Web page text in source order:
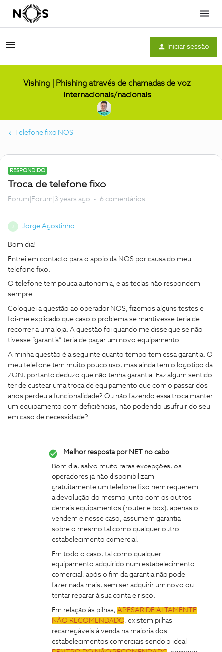
Menu
Iniciar sessão
Vishing | Phishing através de chamadas de voz
internacionais/nacionais
Telefone fixo NOS
RESPONDIDO
Troca de telefone fixo
Forum|Forum|3 years ago 6 comentários
Jorge Agostinho
Bom dia!
Entrei em contacto para o apoio da NOS por causa do meu
telefone fixo.
O telefone tem pouca autonomia, e as teclas não respondem
sempre.
Coloquei a questão ao operador NOS, fizemos alguns testes e
foi-me explicado que caso o problema se mantivesse teria de
recorrer a uma loja. A questão foi quando me disse que se não
tivesse “garantia” teria de pagar um novo equipamento.
A minha questão é a seguinte quanto tempo tem essa garantia. O
meu telefone tem muito pouco uso, mas ainda tem o logotipo da
ZON, portanto deduzo que não tenha garantia. Faz algum sentido
ter de custear uma troca de equipamento que com o passar dos
anos perdeu a funcionalidade? Ou não fazendo essa troca manter
um equipamento com deficiências, não podendo usufruir do seu
em caso de necessidade?
Melhor resposta porNET no cabo
Bom dia, salvo muito raras excepções, os
operadores já não disponibilizam
gratuitamente um telefone fixo nem requerem
a devolução do mesmo junto com os outros
demais equipamentos (router e box); apenas o
vendem e nesse caso, assumem garantia
sobre o mesmo tal como qualquer outro
estabelecimento comercial.
Em todo o caso, tal como qualquer
equipamento adquirido num estabelecimento
comercial, após o fim da garantia não pode
fazer nada mais, sem ser adquirir um novo ou
tentar reparar à sua conta e risco.
Em relação às pilhas, APESAR DE ALTAMENTE
NÃO RECOMENDADO, existem pilhas
recarregáveis à venda na maioria dos
estabelecimentos comerciais sendo o ideal